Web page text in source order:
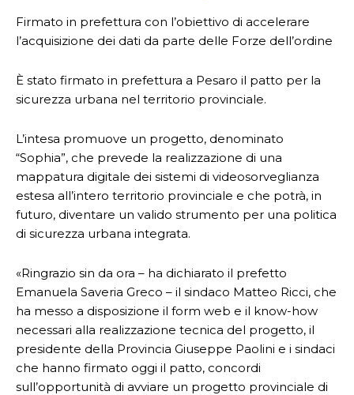
Firmato in prefettura con l’obiettivo di accelerare
l’acquisizione dei dati da parte delle Forze dell’ordine
È stato firmato in prefettura a Pesaro il patto per la
sicurezza urbana nel territorio provinciale.
L’intesa promuove un progetto, denominato
“Sophia”, che prevede la realizzazione di una
mappatura digitale dei sistemi di videosorveglianza
estesa all’intero territorio provinciale e che potrà, in
futuro, diventare un valido strumento per una politica
di sicurezza urbana integrata.
«Ringrazio sin da ora – ha dichiarato il prefetto
Emanuela Saveria Greco – il sindaco Matteo Ricci, che
ha messo a disposizione il form web e il know-how
necessari alla realizzazione tecnica del progetto, il
presidente della Provincia Giuseppe Paolini e i sindaci
che hanno firmato oggi il patto, concordi
sull’opportunità di avviare un progetto provinciale di